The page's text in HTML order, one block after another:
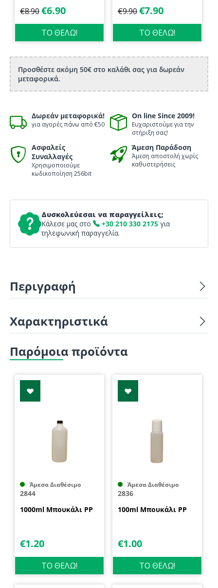
σώματος 70ml
Biosanto
€8.90€6.90
ΤΟ ΘΕΛΩ!
€9.90 €7.90
ΤΟ ΘΕΛΩ!
Προσθέστε ακόμη 50€ στο καλάθι σας για δωρεάν
μεταφορικά.
Δωρεάν μεταφορικά!
για αγορές πάνω από €50
On line Since 2009!
Ευχαριστούμε για την
στήριξη σας!
Ασφαλείς
Συναλλαγές
Χρησιμοποιούμε
κωδικοποίηση 256bit
Άμεση Παράδοση
Άμεση αποστολή χωρίς
καθυστερήσεις
Δυσκολεύεσαι να παραγγείλεις;
Κάλεσε μας στο
+30 210 330 2175 για
τηλεφωνική παραγγελία.
Περιγραφή
Χαρακτηριστικά
Παρόμοια προϊόντα
Άμεσα Διαθέσιμο
2844
1000ml Μπουκάλι PP
€1.20
ΤΟ ΘΕΛΩ!
Άμεσα Διαθέσιμο
2836
100ml Μπουκάλι PP
€1.00
ΤΟ ΘΕΛΩ!